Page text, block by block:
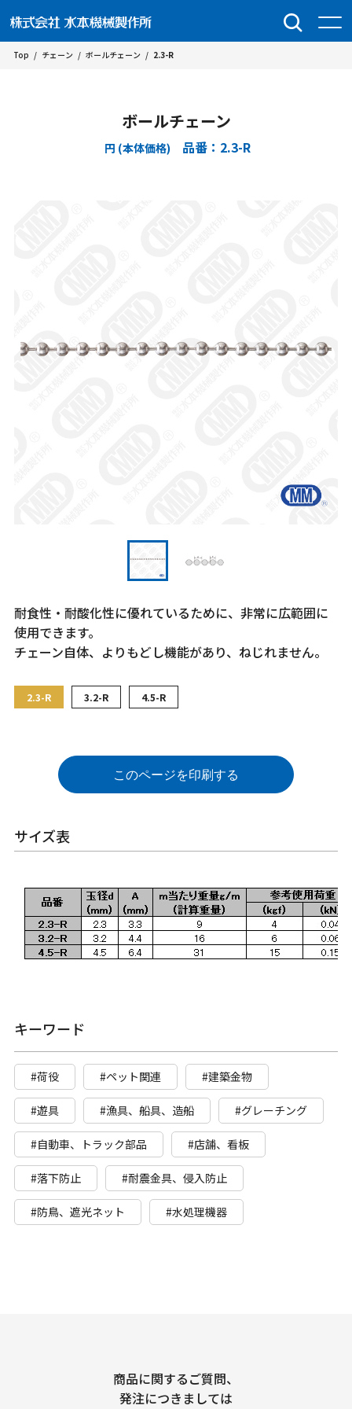
Top / チェーン / ボールチェーン / 2.3-R
ボールチェーン
円 (本体価格) 品番：2.3-R
耐食性・耐酸化性に優れているために、非常に広範囲に
使用できます。
チェーン自体、よりもどし機能があり、ねじれません。
2.3-R 3.2-R 4.5-R
このページを印刷する
サイズ表
キーワード
#荷役 #ペット関連 #建築金物
#遊具 #漁具、船具、造船 #グレーチング
#自動車、トラック部品 #店舗、看板
#落下防止 #耐震金具、侵入防止
#防鳥、遮光ネット #水処理機器
商品に関するご質問、
発注につきましては